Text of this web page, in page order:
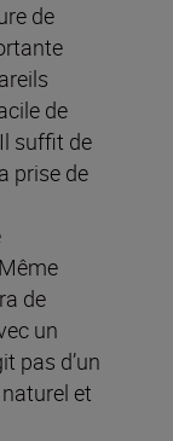
de
de
suffit de
prise de
de
un
pas d’un
et